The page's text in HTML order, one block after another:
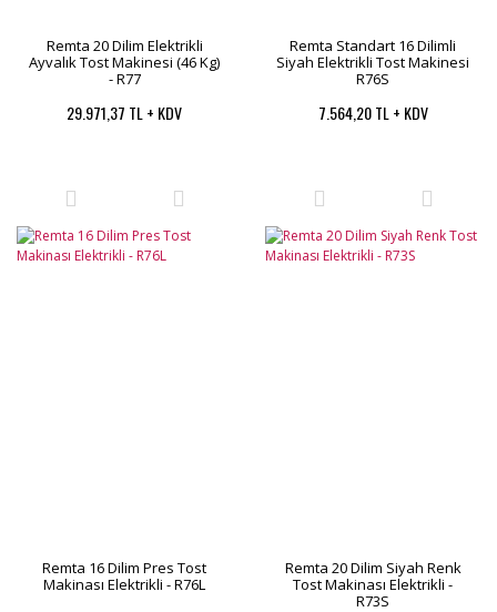
Remta 20 Dilim Elektrikli
Ayvalık Tost Makinesi (46 Kg)
- R77
29.971,37 TL + KDV
Remta Standart 16 Dilimli
Siyah Elektrikli Tost Makinesi
R76S
7.564,20 TL + KDV
Remta 16 Dilim Pres Tost
Makinası Elektrikli - R76L
Remta 20 Dilim Siyah Renk
Tost Makinası Elektrikli -
R73S